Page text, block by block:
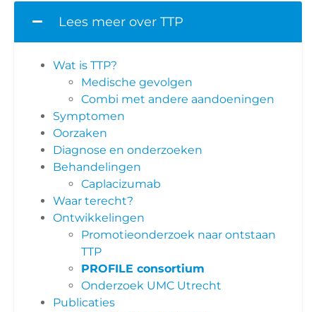
Lees meer over TTP
Wat is TTP?
Medische gevolgen
Combi met andere aandoeningen
Symptomen
Oorzaken
Diagnose en onderzoeken
Behandelingen
Caplacizumab
Waar terecht?
Ontwikkelingen
Promotieonderzoek naar ontstaan
TTP
PROFILE consortium
Onderzoek UMC Utrecht
Publicaties